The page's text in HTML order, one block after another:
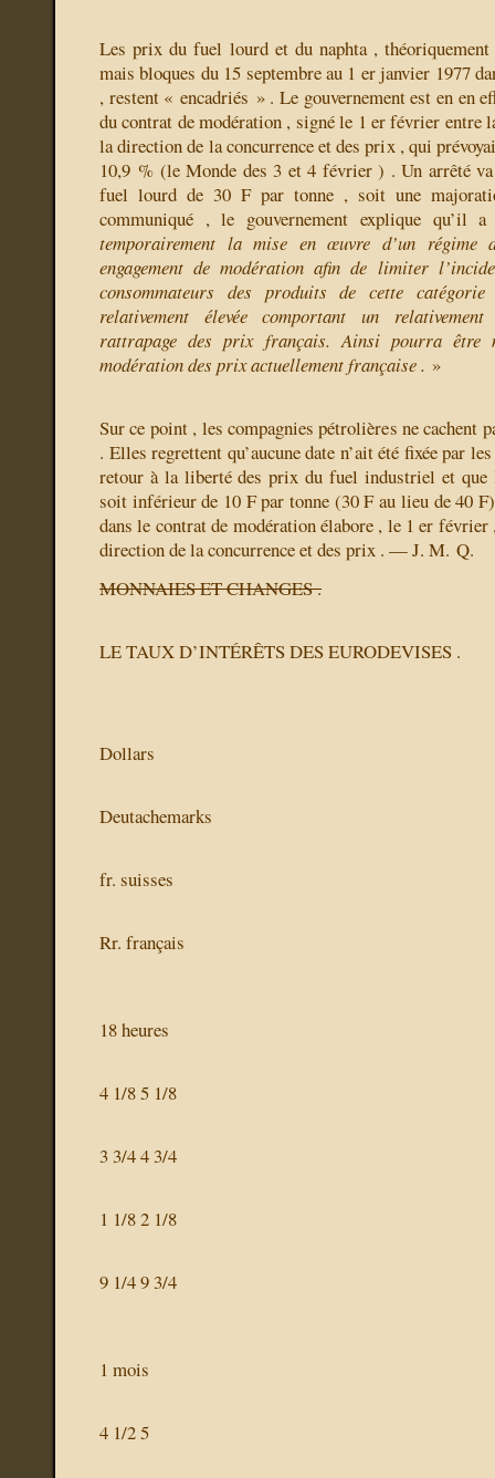
Les prix du fuel lourd et du naphta ,
mais bloques du 15 septembre au 1 er janvier 1977
, restent « encadriés » . Le gouvernement est en en
du contrat de modération , signé le 1 er février entre
la direction de la concurrence et des prix , qui
10,9 % (le Monde des 3 et 4 février ) . Un arrêté va
fuel lourd de 30 F par tonne , soit une
communiqué , le gouvernement explique
temporairement la mise en œuvre d’un régime
engagement de modération afin de limiter
consommateurs des produits de cette
relativement élevée comportant un
rattrapage des prix français. Ainsi pourra être
modération des prix actuellement française . »
Sur ce point , les compagnies pétrolières ne cachent
. Elles regrettent qu’aucune date n’ait été fixée par
retour à la liberté des prix du fuel industriel et que
soit inférieur de 10 F par tonne (30 F au lieu de 40
dans le contrat de modération élabore , le 1 er
direction de la concurrence et des prix . — J. M. Q.
MONNAIES ET CHANGES .
LE TAUX D’INTÉRÊTS DES EURODEVISES .
Dollars
Deutachemarks
fr. suisses
Rr. français
18 heures
4 1/8 5 1/8
3 3/4 4 3/4
1 1/8 2 1/8
9 1/4 9 3/4
1 mois
4 1/2 5